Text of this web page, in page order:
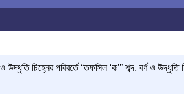
চিহ্নের পরিবর্তে “তফসিল ‘ক’” শব্দ, বর্ণ ও উদ্ধৃতি